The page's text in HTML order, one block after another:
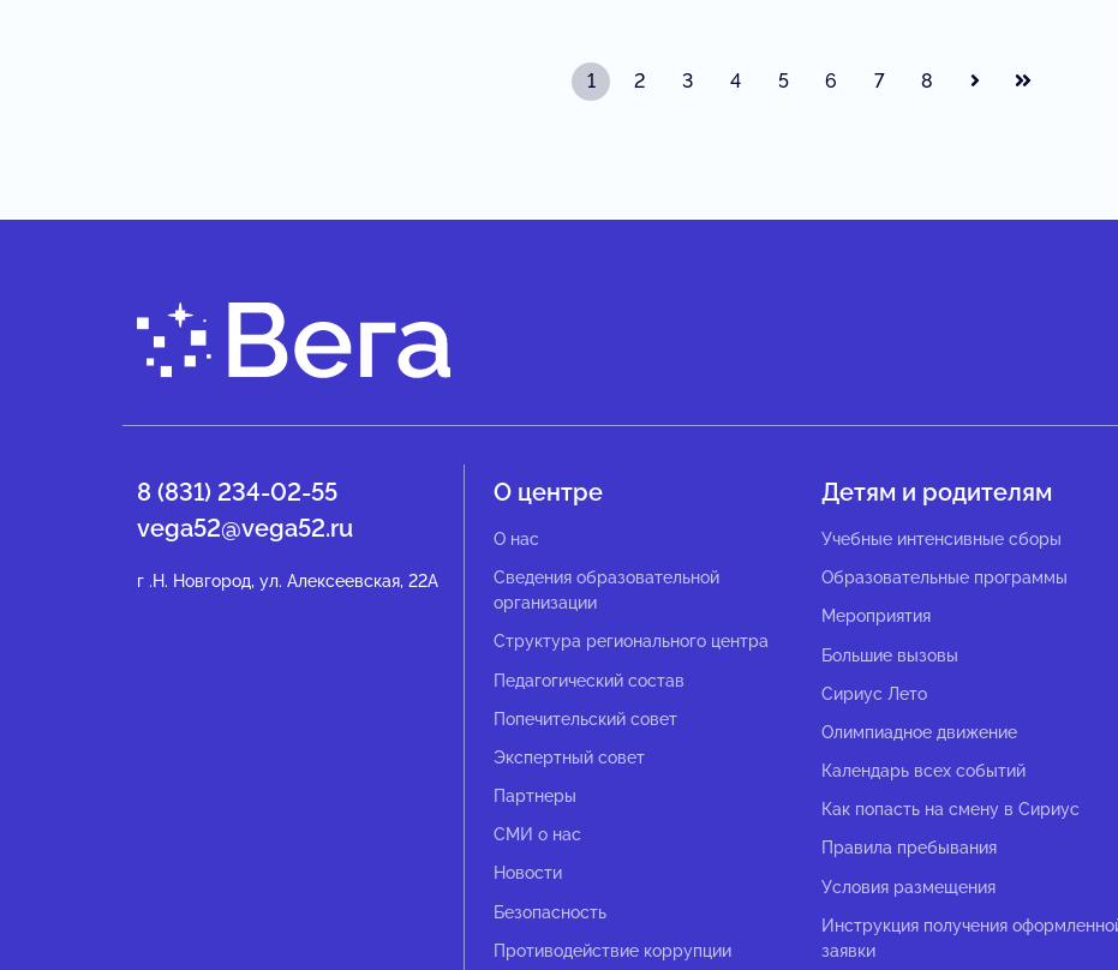
1 2 3 4 5 6 7 8
8 (831) 234-02-55
vega52@vega52.ru
г .Н. Новгород, ул. Алексеевская, 22А
О центре
О нас
Сведения образовательной
организации
Структура регионального центра
Педагогический состав
Попечительский совет
Экспертный совет
Партнеры
СМИ о нас
Новости
Безопасность
Противодействие коррупции
Детям и родителям
Учебные интенсивные сборы
Образовательные программы
Мероприятия
Большие вызовы
Сириус Лето
Олимпиадное движение
Календарь всех событий
Как попасть на смену в Сириус
Правила пребывания
Условия размещения
Инструкция получения
заявки